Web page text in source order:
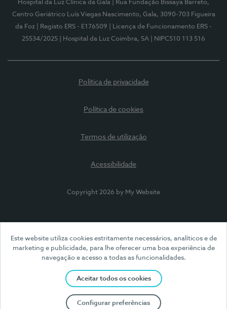
Este website utiliza cookies estritamente necessários, analíticos e de
marketing e publicidade, para lhe oferecer uma boa experiência de
navegação e acesso a todas as funcionalidades.
Aceitar todos os cookies
Configurar preferências
Hospital da Luz Clínica da Gala
| Rua Fundação Bissaya Barreto,
Centro Geriátrico Luís Viegas Nascimento, Gala, 3090-703 Figueira
da Foz
| Registo ERS - E176509
| Licença de Funcionamento ERS -
25534/2025
| Hospital da Luz Coimbra, SA | NIPC510 113 516
Política de privacidade
Política de cookies
Termos de utilização
Acessibilidade
Copyright 2026 by My Website